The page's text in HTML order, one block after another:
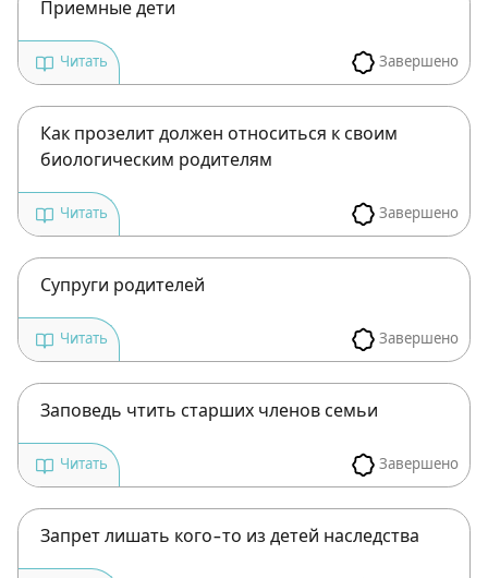
Приемные дети
Завершено
Читать
Как прозелит должен относиться к своим
биологическим родителям
Завершено
Читать
Супруги родителей
Завершено
Читать
Заповедь чтить старших членов семьи
Завершено
Читать
Запрет лишать кого-то из детей наследства